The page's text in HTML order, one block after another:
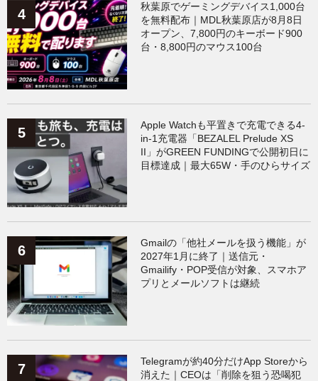
秋葉原でゲーミングデバイス1,000台
を無料配布｜MDL秋葉原店が8月8日
オープン、7,800円のキーボード900
台・8,800円のマウス100台
Apple Watchも平置きで充電できる4-
in-1充電器「BEZALEL Prelude XS
II」がGREEN FUNDINGで公開初日に
目標達成｜最大65W・手のひらサイズ
Gmailの「他社メールを扱う機能」が
2027年1月に終了｜送信元・
Gmailify・POP受信が対象、スマホア
プリとメールソフトは継続
Telegramが約40分だけApp Storeから
消えた｜CEOは「削除を狙う恐喝犯